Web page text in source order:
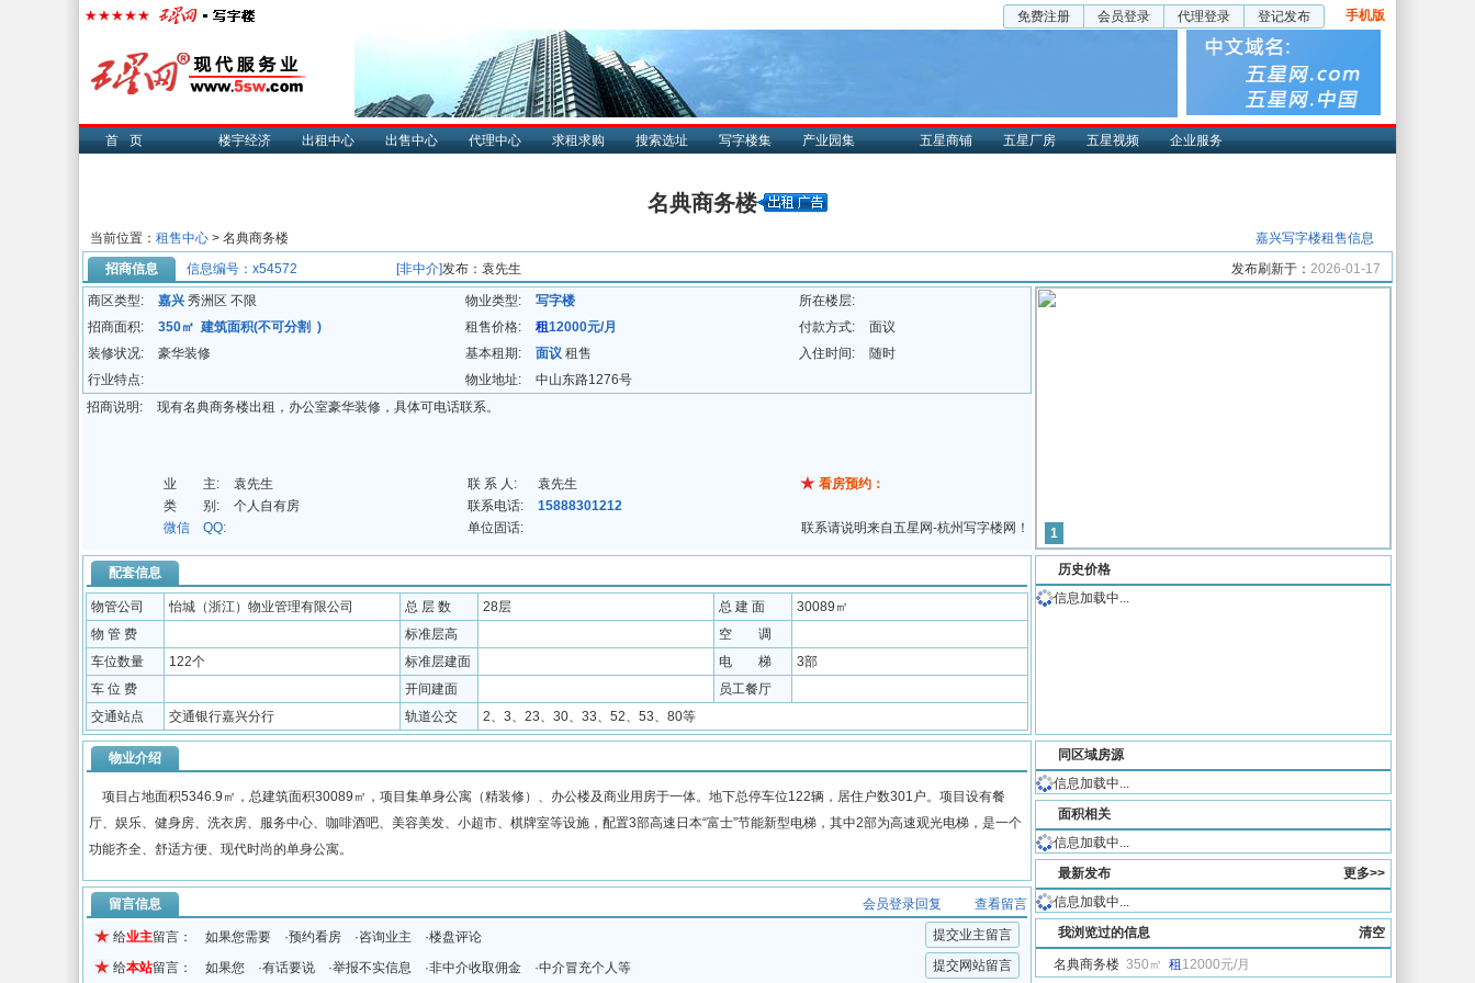
免费注册 会员登录 代理登录 登记发布 手机版
首页 楼宇经济 出租中心 出售中心 代理中心 求租求购 搜索选址 写字楼集 产业园集 五星商铺 五星厂房 五星视频 企业服务
名典商务楼
当前位置： 租售中心 > 名典商务楼
嘉兴写字楼租售信息
招商信息
信息编号：x54572 [非中介]发布：袁先生 发布刷新于： 2026-01-17
商区类型: 嘉兴 秀洲区 不限 物业类型: 写字楼
所在楼层:
招商面积:
350㎡ 建筑面积(不可分割 ) 租售价格: 租12000元/月 付款方式:
面议
装修状况:
豪华装修 基本租期: 面议 租售 入住时间:
随时
行业特点:
物业地址:
中山东路1276号
招商说明:
现有名典商务楼出租，办公室豪华装修，具体可电话联系。
业 主: 袁先生 联 系 人: 袁先生
看房预约：
类 别:
个人自有房 联系电话:
15888301212
微信 QQ:
单位固话: 联系请说明来自五星网-杭州写字楼网！
配套信息
物管公司 怡城（浙江）物业管理有限公司 总 层 数 28层 总 建 面
30089㎡
物 管 费
标准层高
空 调
车位数量
122个 标准层建面 电 梯
3部
车 位 费
开间建面
员工餐厅
交通站点
交通银行嘉兴分行 轨道公交 2、3、23、30、33、52、53、80等
物业介绍
项目占地面积5346.9㎡，总建筑面积30089㎡，项目集单身公寓（精装修）、办公楼及商业用房于一体。地下总停车位122辆，居住户数301户。项目设有餐
厅、娱乐、健身房、洗衣房、服务中心、咖啡酒吧、美容美发、小超市、棋牌室等设施，配置3部高速日本“富士”节能新型电梯，其中2部为高速观光电梯，是一个
功能齐全、舒适方便、现代时尚的单身公寓。
留言信息 查看留言
会员登录回复
给业主留言： 如果您需要 ·预约看房 ·咨询业主 ·楼盘评论 提交业主留言
给本站留言： 如果您 ·有话要说 ·举报不实信息 ·非中介收取佣金 ·中介冒充个人等 提交网站留言
1
历史价格
信息加载中...
同区域房源
信息加载中...
面积相关
信息加载中...
更多>>
最新发布
信息加载中...
清空
我浏览过的信息
名典商务楼 350㎡ 租 12000元/月